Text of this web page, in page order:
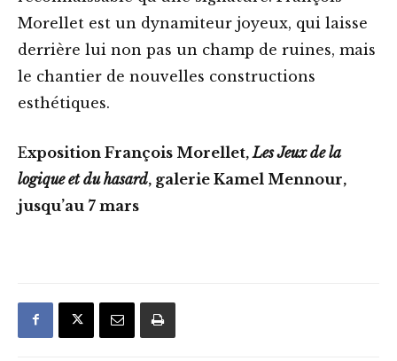
Morellet est un dynamiteur joyeux, qui laisse
derrière lui non pas un champ de ruines, mais
le chantier de nouvelles constructions
esthétiques.
Exposition François Morellet, Les Jeux de la
logique et du hasard, galerie Kamel Mennour,
jusqu’au 7 mars